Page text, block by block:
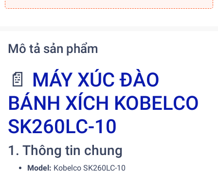
Mô tả sản phẩm
📄 MÁY XÚC ĐÀO
BÁNH XÍCH KOBELCO
SK260LC-10
1. Thông tin chung
Model: Kobelco SK260LC-10